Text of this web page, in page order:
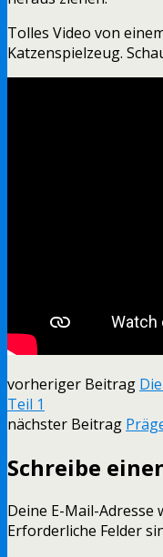
Tolles Video von
Katzenspielzeug.
vorheriger Beitrag
Teil 1
nächster Beitrag
Schreibe
Deine E-Mail-
Erforderliche Felder